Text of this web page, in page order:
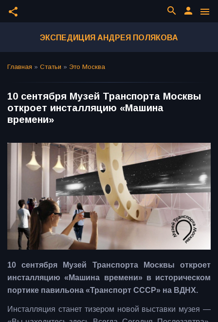
share menu
person
search
ЭКСПЕДИЦИЯ АНДРЕЯ ПОЛЯКОВА
Главная » Статьи » Это Москва
10 сентября Музей Транспорта Москвы
откроет инсталляцию «Машина
времени»
10 сентября Музей Транспорта Москвы откроет
инсталляцию «Машина времени» в историческом
портике павильона «Транспорт СССР» на ВДНХ.
Инсталляция станет тизером новой выставки музея —